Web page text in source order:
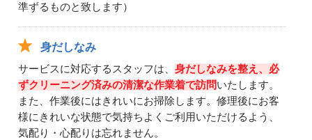
準ずるものと致します）
身だしなみ
サービスに対応するスタッフは、 身だしなみを整え、必
ずクリーニング済みの清潔な作業着で訪問いたします。
また、作業後にはきれいにお掃除します。修理後にお客
様にきれいな状態で気持ちよくご利用いただけるよう、
気配り・心配りは忘れません。